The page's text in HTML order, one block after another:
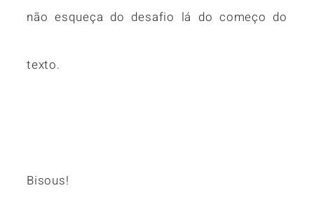
não esqueça do desafio lá do começo do
texto.
Bisous!